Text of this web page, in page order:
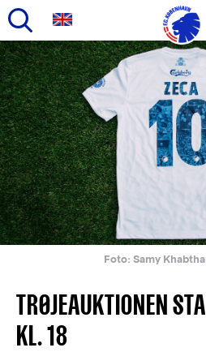
Gå
til
hovedindhold
Primær
navigation
Foto: Samy
TRØJEAUKTIONEN
KL. 18